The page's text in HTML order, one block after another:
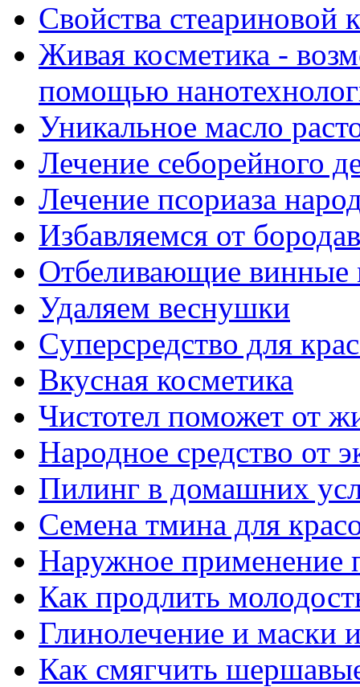
Свойства стеариновой
Живая косметика -
помощью
Уникальное масло
Лечение себорейного
Лечение псориаза
Избавляемся от
Отбеливающие
Удаляем веснушки
Cуперсредство для
Вкусная косметика
Чистотел поможет от
Народное средство от
Пилинг в домашних
Семена тмина для
Наружное применение
Как продлить
Глинолечение и маски
Как смягчить